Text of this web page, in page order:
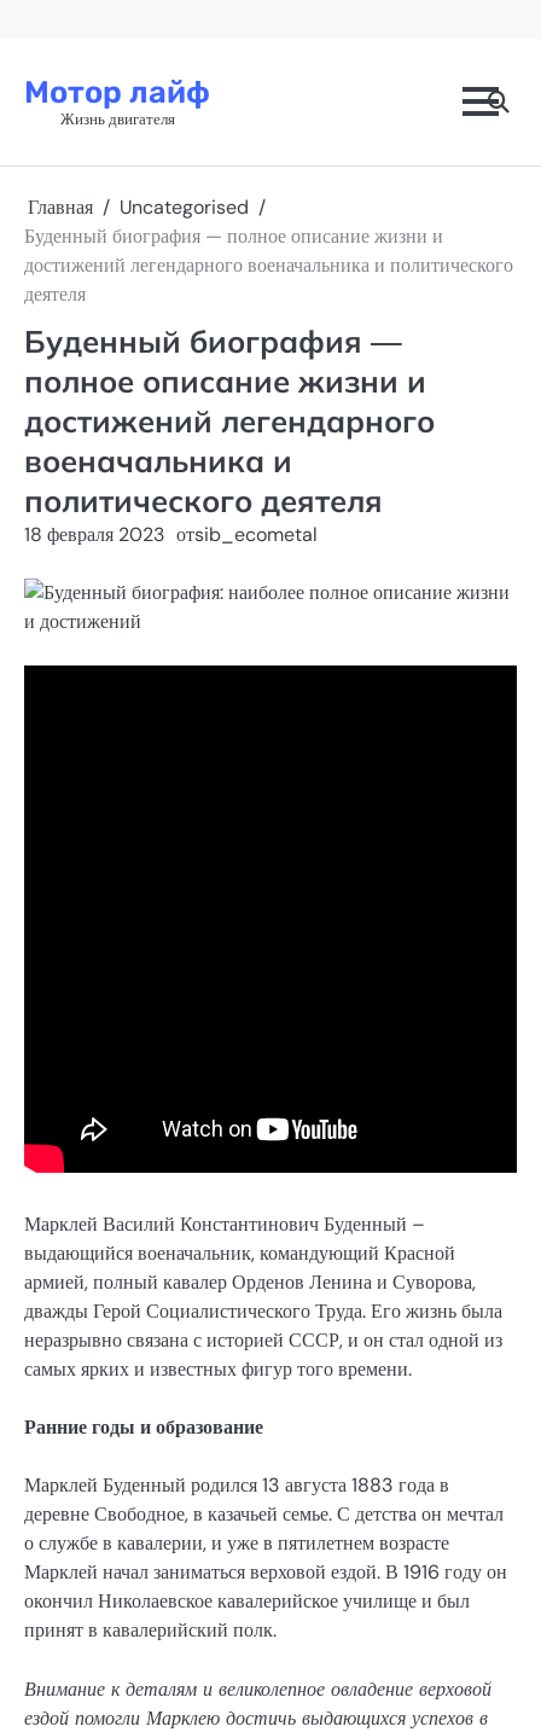
Мотор лайф
Жизнь двигателя
Главная
Uncategorised
Буденный биография — полное описание жизни и
достижений легендарного военачальника и политического
деятеля
Буденный биография —
полное описание жизни и
достижений легендарного
военачальника и
политического деятеля
18 февраля 2023 отsib_ecometal
Марклей Василий Константинович Буденный –
выдающийся военачальник, командующий Красной
армией, полный кавалер Орденов Ленина и Суворова,
дважды Герой Социалистического Труда. Его жизнь была
неразрывно связана с историей СССР, и он стал одной из
самых ярких и известных фигур того времени.
Ранние годы и образование
Марклей Буденный родился 13 августа 1883 года в
деревне Свободное, в казачьей семье. С детства он мечтал
о службе в кавалерии, и уже в пятилетнем возрасте
Марклей начал заниматься верховой ездой. В 1916 году он
окончил Николаевское кавалерийское училище и был
принят в кавалерийский полк.
Внимание к деталям и великолепное овладение верховой
ездой помогли Марклею достичь выдающихся успехов в